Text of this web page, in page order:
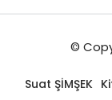
©
Suat ŞİMŞEK